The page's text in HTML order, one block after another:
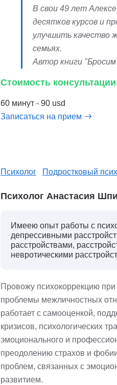
В свои 49 лет
десятков курсов и
улучшить качество
семьях.
Автор книги
Стоимость
60 минут - 90 usd
Записаться на прием
Психолог Подростковый
Психолог Анастасия
Имеею опыт работы с
депрессивными
расстройствами,
невротическими
Провожу психокоррекцию при
проблемы межличностных
работает с самооценкой,
кризисов, психологических
эмоционального и
преодолению страхов и
проблем, связанных с
развитием.